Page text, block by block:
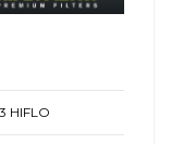
HIFLO